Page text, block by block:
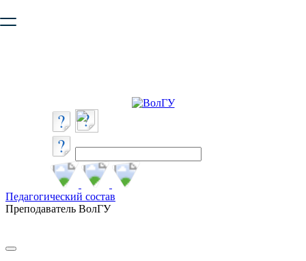
безопасную работу с сайтом. Пожалуйста
Педагогический состав
Преподаватель ВолГУ